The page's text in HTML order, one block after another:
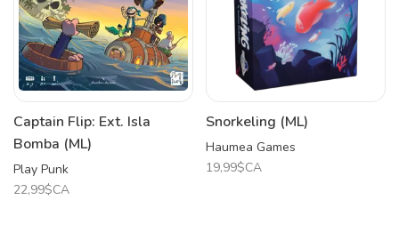
Captain Flip: Ext. Isla
Bomba (ML)
Play Punk
22,99$CA
Snorkeling (ML)
Haumea Games
19,99$CA